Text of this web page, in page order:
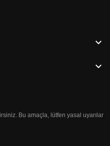


Bu amaçla, lütfen yasal uyarılar